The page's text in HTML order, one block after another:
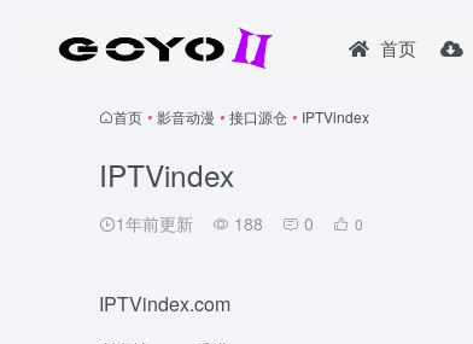
首页
首页 • 影音动漫 • 接口源仓 • IPTVindex
IPTVindex
1年前更新 188 0 0
IPTVindex.com